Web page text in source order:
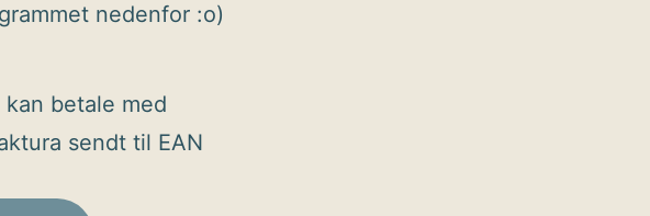
nedenfor :o)
kan betale med
sendt til EAN